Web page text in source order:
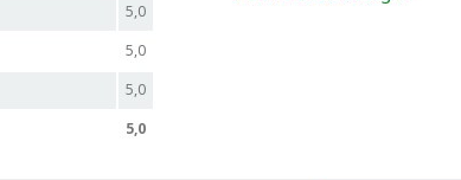
5,0
5,0
5,0
5,0